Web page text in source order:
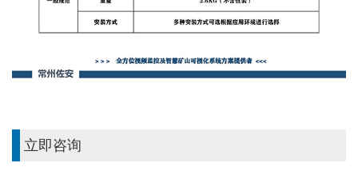
立即咨询